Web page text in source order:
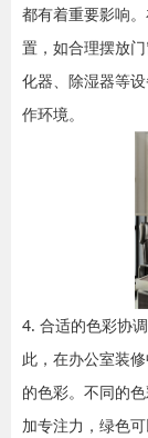
都有着重要影响
置，如合理摆放
化器、除湿器等
作环境。
4. 合适的色彩协
此，在办公室装
的色彩。不同的
加专注力，绿色